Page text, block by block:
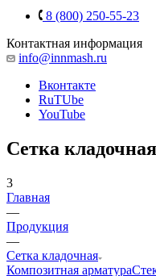
8 (800) 250-55-23
Контактная информация
info@innmash.ru
Вконтакте
RuTUbe
YouTube
Сетка
3
Главная
—
Продукция
—
Сетка кладочная
Композитная арматура